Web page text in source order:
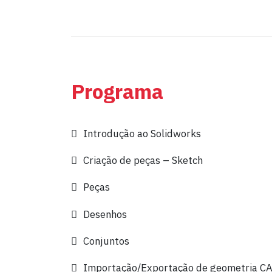
Programa
Introdução ao Solidworks
Criação de peças – Sketch
Peças
Desenhos
Conjuntos
Importação/Exportação de geometria